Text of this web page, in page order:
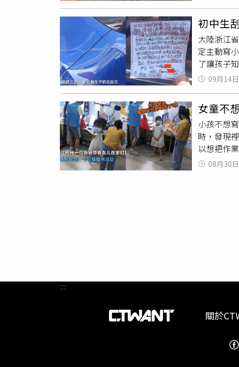
初中生
大陸浙江
定主動寫
了讓孩子
級，13日
道歉，
卷的方式
這名學生
消息曝光
提高是有
09月14
女童不
小孩不想
時，發現
以想把作
著女兒在
業。原
時間不多
08月30
:::
關於